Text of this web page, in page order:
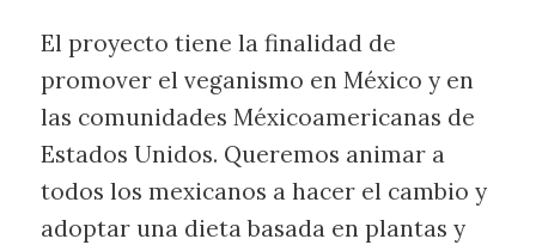
El proyecto tiene la finalidad de
promover el veganismo en México y en
las comunidades Méxicoamericanas de
Estados Unidos. Queremos animar a
todos los mexicanos a hacer el cambio y
adoptar una dieta basada en plantas y